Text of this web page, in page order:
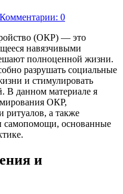
Комментарии: 0
(ОКР) — это
навязчивыми
полноценной жизни.
разрушать социальные
и стимулировать
В данном материале я
ОКР,
ритуалов, а также
самопомощи, основанные
и